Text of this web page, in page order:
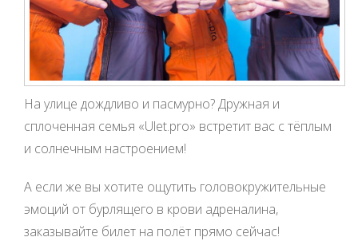
На улице дождливо и пасмурно? Дружная и
сплоченная семья «Ulet.pro» встретит вас с тёплым
и солнечным настроением!
А если же вы хотите ощутить головокружительные
эмоций от бурлящего в крови адреналина,
заказывайте билет на полёт прямо сейчас!